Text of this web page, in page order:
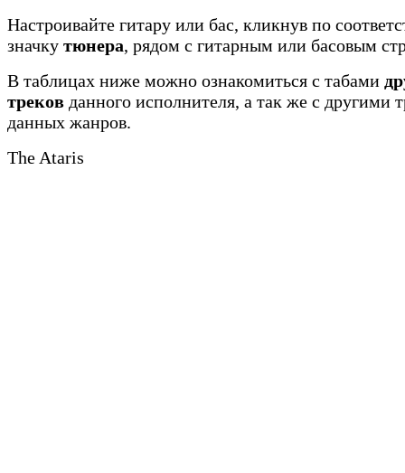
Настроивайте гитару или бас, кликнув по
значку тюнера, рядом с гитарным или басовым
В таблицах ниже можно ознакомиться с табами
треков данного исполнителя, а так же с другими
данных жанров.
The Ataris